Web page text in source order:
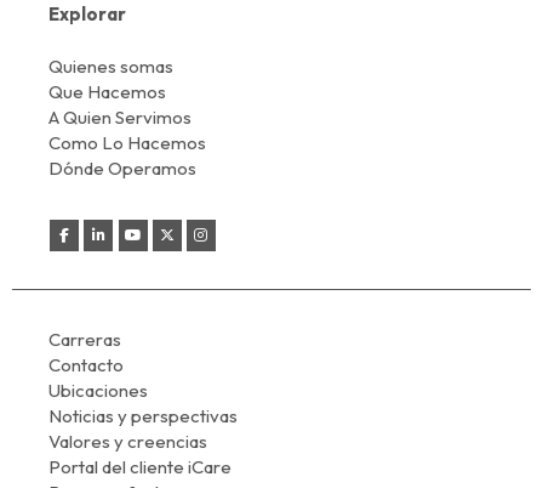
Explorar
Quienes somas
Que Hacemos
A Quien Servimos
Como Lo Hacemos
Dónde Operamos
Carreras
Contacto
Ubicaciones
Noticias y perspectivas
Valores y creencias
Portal del cliente iCare